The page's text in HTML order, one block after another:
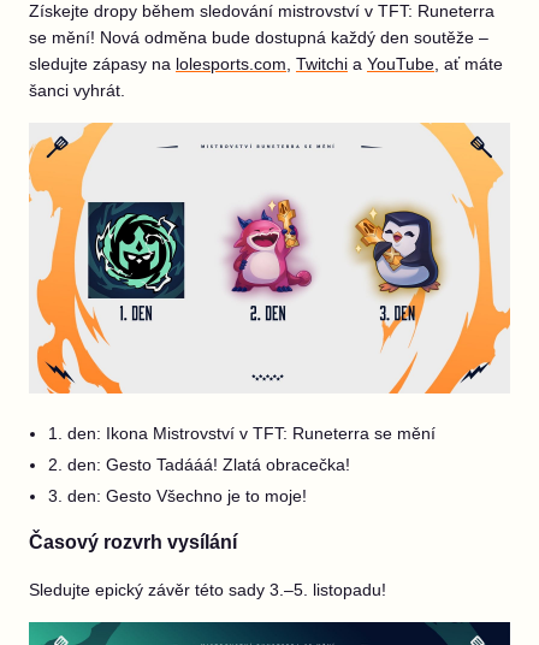
Získejte dropy během sledování mistrovství v TFT: Runeterra
se mění! Nová odměna bude dostupná každý den soutěže –
sledujte zápasy na lolesports.com Twitchi a YouTube , ať máte
šanci vyhrát.
1. den: Ikona Mistrovství v TFT: Runeterra se mění
2. den: Gesto Tadááá! Zlatá obracečka!
3. den: Gesto Všechno je to moje!
Časový rozvrh vysílání
Sledujte epický závěr této sady 3.–5. listopadu!